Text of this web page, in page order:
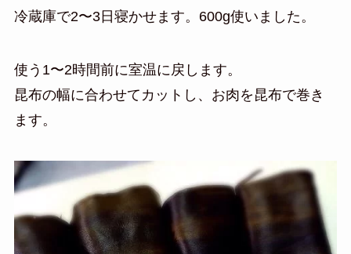
冷蔵庫で2〜3日寝かせます。600g使いました。
使う1〜2時間前に室温に戻します。
昆布の幅に合わせてカットし、お肉を昆布で巻き
ます。